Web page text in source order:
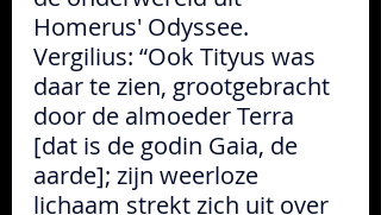
Homerus' Odyssee.
Vergilius: “Ook Tityus was
daar te zien, grootgebracht
door de almoeder Terra
[dat is de godin Gaia, de
aarde]; zijn weerloze
lichaam strekt zich uit over